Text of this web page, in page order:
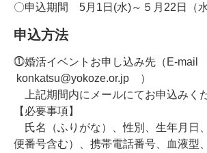
〇申込期間 5月1日(水)～５月22日（水
申込方法
⓵婚活イベントお申し込み先（E-mail
konkatsu@yokoze.or.jp ）
上記期間内にメールにてお申込みく
【必要事項】
氏名（ふりがな）、性別、生年月日
便番号含む）、携帯電話番号、血液型